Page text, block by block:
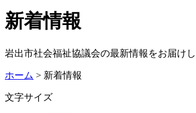
新着情報
岩出市社会福祉協議会の最新情報をお届けし
ホーム > 新着情報
文字サイズ